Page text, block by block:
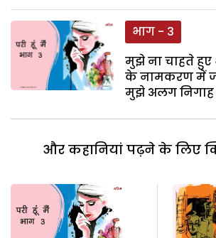
भाग - 3
मुझे ना चाहते
के नामकरण में
मुझे अलग निगाह
और कहानियां पढ़ने के लिए